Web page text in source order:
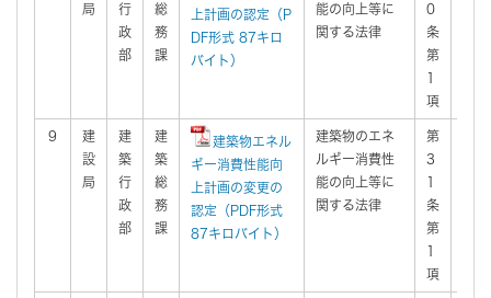
局
行
政
部
総
務
課
上計画の認定（P
DF形式 87キロ
バイト）
能の向上等に
関する法律
0
条
第
1
項
9
建
設
局
建
築
行
政
部
建
築
総
務
課
建築物エネル
ギー消費性能向
上計画の変更の
認定（PDF形式
87キロバイト）
建築物のエネ
ルギー消費性
能の向上等に
関する法律
第
3
1
条
第
1
項